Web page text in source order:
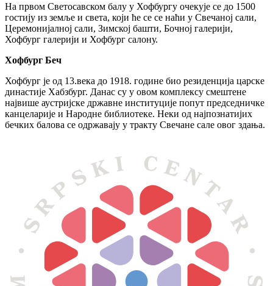
На првом Светосавском балу у Хофбургу очекује се до 1500
гостију из земље и света, који ће се се наћи у Свечаној сали,
Церемонијалној сали, Зимској башти, Бочној галерији,
Хофбург галерији и Хофбург салону.
Хофбург Беч
Хофбург је од 13.века до 1918. године био резиденција царске
династије Хабзбург. Данас су у овом комплексу смештене
највише аустријске државне институције попут председничке
канцеларије и Народне библиотеке. Неки од најпознатијих
бечких балова се одржавају у тракту Свечане сале овог здања.